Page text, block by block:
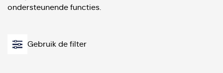
ondersteunende functies.
Gebruik de filter